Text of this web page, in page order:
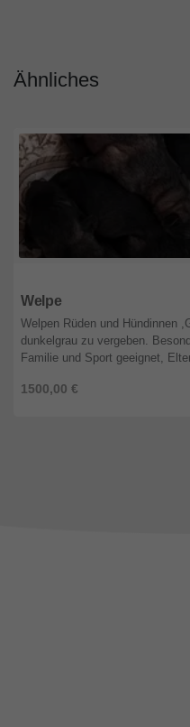
Ähnliches
Welpe
1500,00 €
Welpen Rüden und Hündinnen
dunkelgrau zu vergeben.
Familie und Sport geeignet,